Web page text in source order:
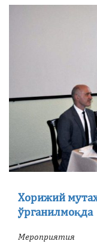
Хорижий
ўрганилмоқда
Мероприятия